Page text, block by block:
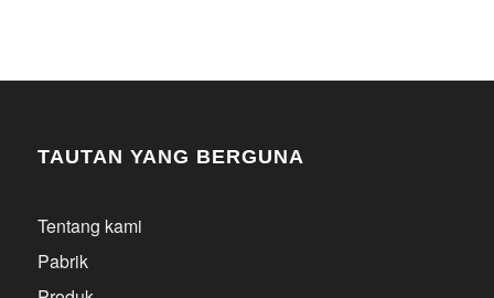
TAUTAN YANG BERGUNA
Tentang kami
Pabrik